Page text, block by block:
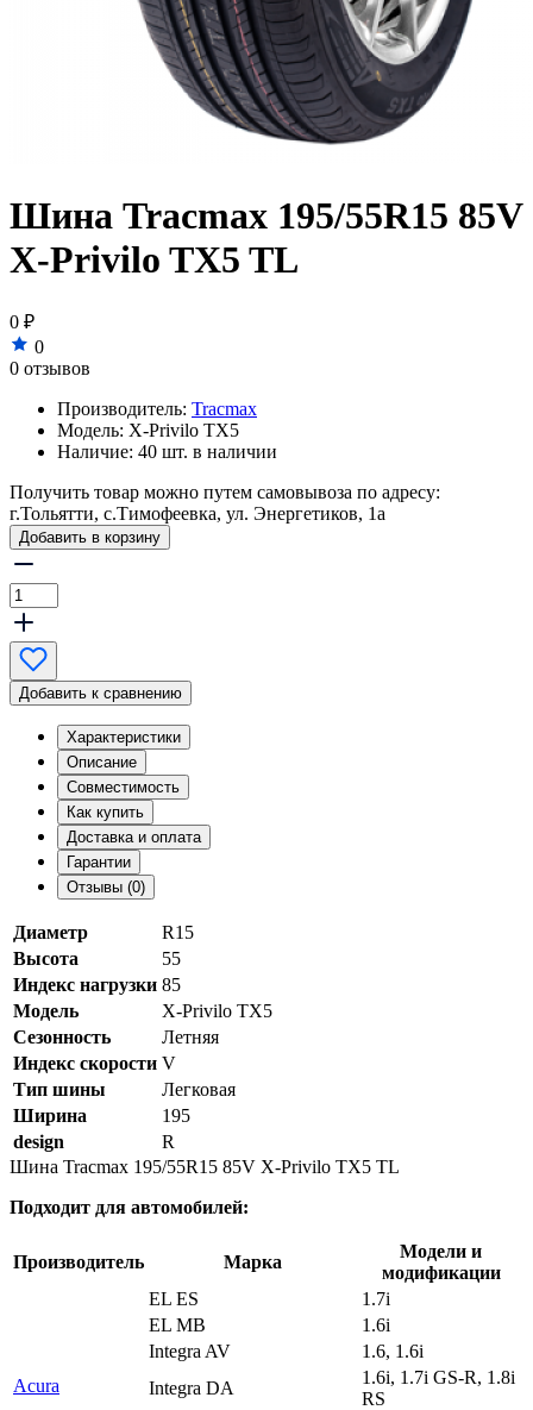
Шина Tracmax 195/55R15 85V
X-Privilo TX5 TL
0 ₽
0
0 отзывов
Производитель: Tracmax
Модель: X-Privilo TX5
Наличие: 40 шт. в наличии
Получить товар можно путем самовывоза по адресу:
г.Тольятти, с.Тимофеевка, ул. Энергетиков, 1а
Добавить в корзину
Добавить к сравнению
Характеристики
Описание
Совместимость
Как купить
Доставка и оплата
Гарантии
Отзывы (0)
Диаметр
R15
Высота
55
Индекс нагрузки 85
Модель
X-Privilo TX5
Сезонность
Летняя
Индекс скорости V
Тип шины
Легковая
Ширина
195
design
R
Шина Tracmax 195/55R15 85V X-Privilo TX5 TL
Подходит для автомобилей:
Производитель Марка
Модели и
модификации
Acura
EL ES
1.7i
EL MB
1.6i
Integra AV
1.6, 1.6i
Integra DA
1.6i, 1.7i GS-R, 1.8i
RS